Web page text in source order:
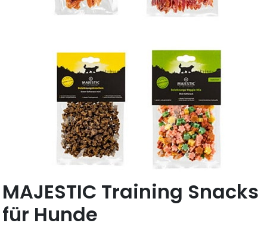
MAJESTIC Training Snacks
für Hunde